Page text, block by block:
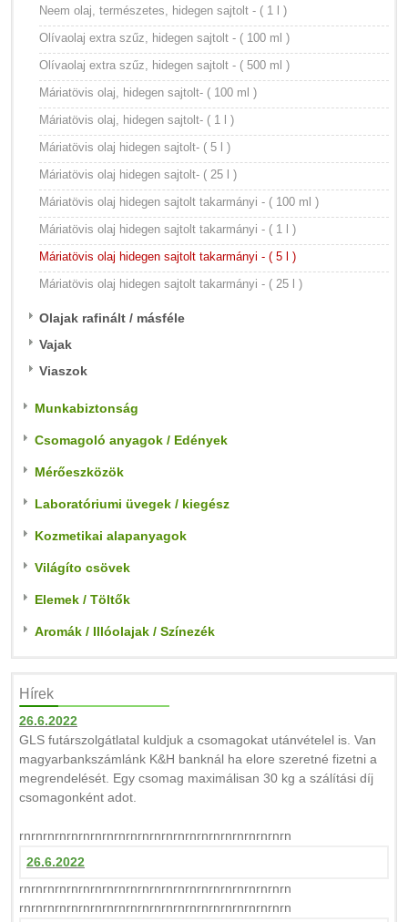
Neem olaj, természetes, hidegen sajtolt - ( 1 l )
Olívaolaj extra szűz, hidegen sajtolt - ( 100 ml )
Olívaolaj extra szűz, hidegen sajtolt - ( 500 ml )
Máriatövis olaj, hidegen sajtolt- ( 100 ml )
Máriatövis olaj, hidegen sajtolt- ( 1 l )
Máriatövis olaj hidegen sajtolt- ( 5 l )
Máriatövis olaj hidegen sajtolt- ( 25 l )
Máriatövis olaj hidegen sajtolt takarmányi - ( 100 ml )
Máriatövis olaj hidegen sajtolt takarmányi - ( 1 l )
Máriatövis olaj hidegen sajtolt takarmányi - ( 5 l )
Máriatövis olaj hidegen sajtolt takarmányi - ( 25 l )
Olajak rafinált / másféle
Vajak
Viaszok
Munkabiztonság
Csomagoló anyagok / Edények
Mérőeszközök
Laboratóriumi üvegek / kiegész
Kozmetikai alapanyagok
Világíto csövek
Elemek / Töltők
Aromák / Illóolajak / Színezék
Hírek
26.6.2022
GLS futárszolgátlatal kuldjuk a csomagokat utánvételel is. Van
magyarbankszámlánk K&H banknál ha elore szeretné fizetni a
megrendelését. Egy csomag maximálisan 30 kg a szálítási díj
csomagonként adot.
rnrnrnrnrnrnrnrnrnrnrnrnrnrnrnrnrnrnrnrnrnrnrn
26.6.2022
rnrnrnrnrnrnrnrnrnrnrnrnrnrnrnrnrnrnrnrnrnrnrn
rnrnrnrnrnrnrnrnrnrnrnrnrnrnrnrnrnrnrnrnrnrnrn